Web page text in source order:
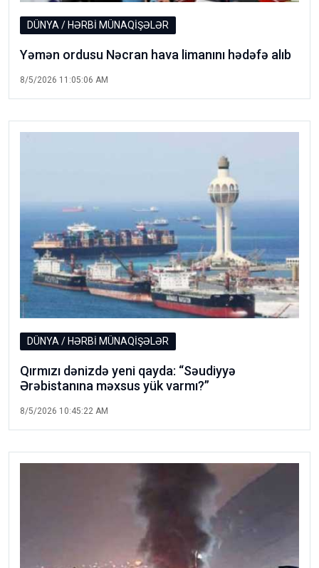
DÜNYA / HƏRBİ MÜNAQİŞƏLƏR
Yəmən ordusu Nəcran hava limanını hədəfə alıb
8/5/2026 11:05:06 AM
DÜNYA / HƏRBİ MÜNAQİŞƏLƏR
Qırmızı dənizdə yeni qayda: “Səudiyyə
Ərəbistanına məxsus yük varmı?”
8/5/2026 10:45:22 AM